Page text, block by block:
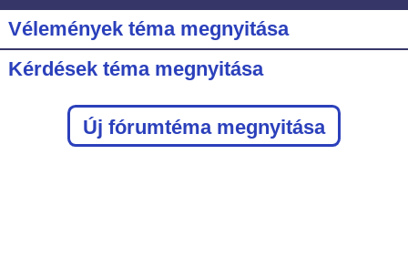
Vélemények téma megnyitása
Kérdések téma megnyitása
Új fórumtéma megnyitása